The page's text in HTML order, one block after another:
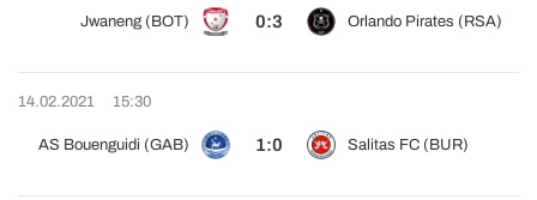
Jwaneng (BOT) 0:3 Orlando Pirates (RSA)
14.02.2021 15:30
AS Bouenguidi (GAB) 1:0 Salitas FC (BUR)